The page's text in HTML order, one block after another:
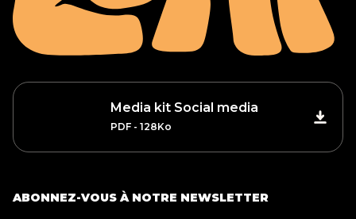
Media kit Social media
PDF - 128Ko
ABONNEZ-VOUS À NOTRE NEWSLETTER